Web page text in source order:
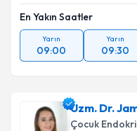
En Yakın Saatler
Yarın
09:00
Yarın
09:30
Uzm. Dr.
Çocuk